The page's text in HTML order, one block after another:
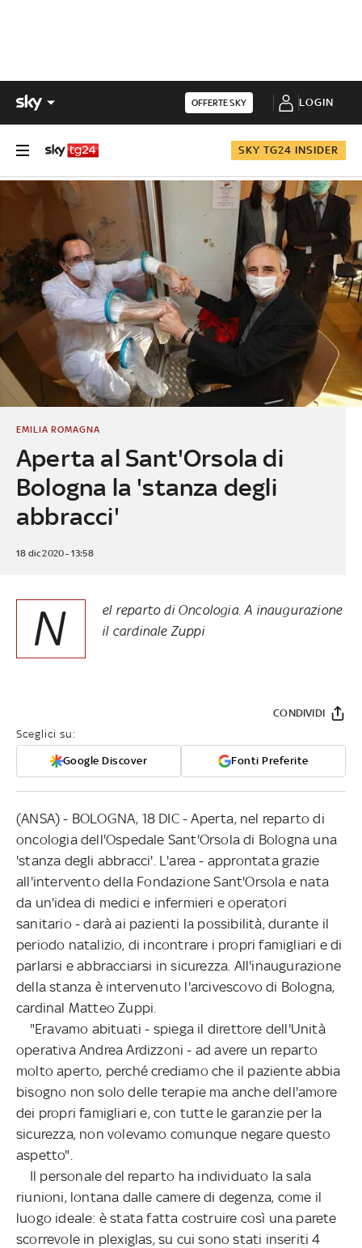
OFFERTE SKY LOGIN
SKY TG24 INSIDER
Aperta al Sant'Orsola di
Bologna la 'stanza degli
abbracci'
EMILIA ROMAGNA
18 dic 2020 - 13:58
N
el reparto di Oncologia. A inaugurazione
il cardinale Zuppi
Sceglici su:
Google Discover Fonti Preferite
CONDIVIDI
(ANSA) - BOLOGNA, 18 DIC - Aperta, nel reparto di
oncologia dell'Ospedale Sant'Orsola di Bologna una
'stanza degli abbracci'. L'area - approntata grazie
all'intervento della Fondazione Sant'Orsola e nata
da un'idea di medici e infermieri e operatori
sanitario - darà ai pazienti la possibilità, durante il
periodo natalizio, di incontrare i propri famigliari e di
parlarsi e abbracciarsi in sicurezza. All'inaugurazione
della stanza è intervenuto l'arcivescovo di Bologna,
cardinal Matteo Zuppi.
"Eravamo abituati - spiega il direttore dell'Unità
operativa Andrea Ardizzoni - ad avere un reparto
molto aperto, perché crediamo che il paziente abbia
bisogno non solo delle terapie ma anche dell'amore
dei propri famigliari e, con tutte le garanzie per la
sicurezza, non volevamo comunque negare questo
aspetto".
Il personale del reparto ha individuato la sala
riunioni, lontana dalle camere di degenza, come il
luogo ideale: è stata fatta costruire così una parete
scorrevole in plexiglas, su cui sono stati inseriti 4